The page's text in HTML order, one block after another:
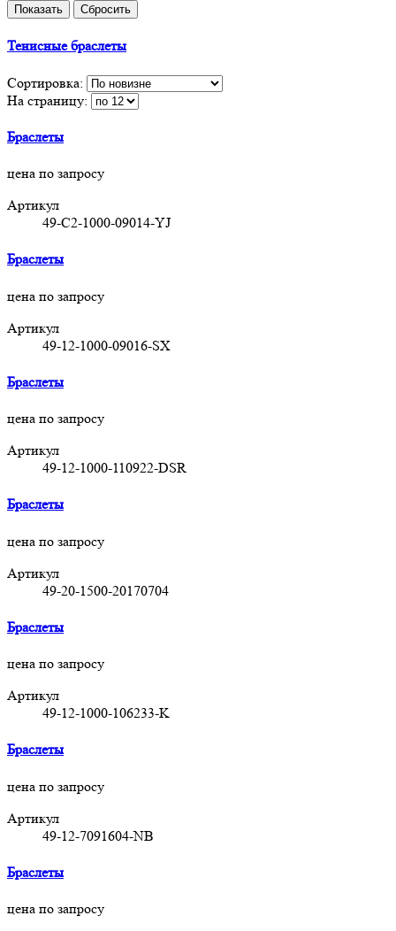
Тенисные браслеты
Сортировка:
На страницу:
Браслеты
цена по запросу
Артикул
49-C2-1000-09014-YJ
Браслеты
цена по запросу
Артикул
49-12-1000-09016-SX
Браслеты
цена по запросу
Артикул
49-12-1000-110922-DSR
Браслеты
цена по запросу
Артикул
49-20-1500-20170704
Браслеты
цена по запросу
Артикул
49-12-1000-106233-K
Браслеты
цена по запросу
Артикул
49-12-7091604-NB
Браслеты
цена по запросу